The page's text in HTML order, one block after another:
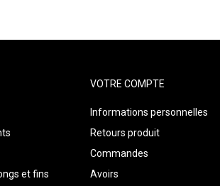
et fins
VOTRE COMPTE
Informations personnelles
Retours produit
Commandes
Avoirs